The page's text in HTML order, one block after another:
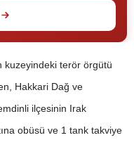
kuzeyindeki terör örgütü
Hakkari Dağ ve
ilçesinin Irak
obüsü ve 1 tank takviye